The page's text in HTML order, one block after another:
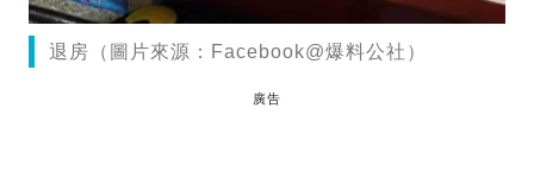
退房（圖片來源：Facebook@爆料公社）
廣告